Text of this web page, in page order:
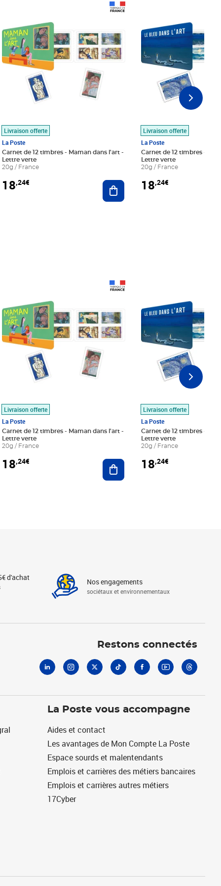
au panier
Livraison offerte
La Poste
Carnet de 12 timbres - Maman dans l'art -
Lettre verte
20g / France
18,24€ Ajouter au panier
Livraison offerte
La Poste
Carnet de 12 timbres - Le
Lettre verte
20g / France
18,24€
au panier
Livraison offerte
La Poste
Carnet de 12 timbres - Maman dans l'art -
Lettre verte
20g / France
18,24€ Ajouter au panier
Livraison offerte
La Poste
Carnet de 12 timbres - Le
Lettre verte
20g / France
18,24€
d'achat Nos engagements
sociétaux et environnementaux
Restons connectés
La Poste vous accompagne
Aides et contact
Les avantages de Mon Compte La Poste
Espace sourds et malentendants
Emplois et carrières des métiers bancaires
Emplois et carrières autres métiers
17Cyber